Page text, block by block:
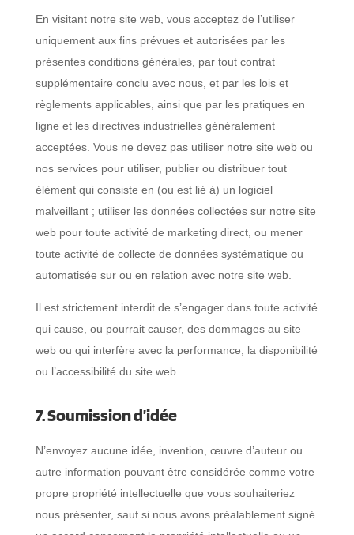
En visitant notre site web, vous acceptez de l’utiliser
uniquement aux fins prévues et autorisées par les
présentes conditions générales, par tout contrat
supplémentaire conclu avec nous, et par les lois et
règlements applicables, ainsi que par les pratiques en
ligne et les directives industrielles généralement
acceptées. Vous ne devez pas utiliser notre site web ou
nos services pour utiliser, publier ou distribuer tout
élément qui consiste en (ou est lié à) un logiciel
malveillant ; utiliser les données collectées sur notre site
web pour toute activité de marketing direct, ou mener
toute activité de collecte de données systématique ou
automatisée sur ou en relation avec notre site web.
Il est strictement interdit de s’engager dans toute activité
qui cause, ou pourrait causer, des dommages au site
web ou qui interfère avec la performance, la disponibilité
ou l’accessibilité du site web.
7. Soumission d’idée
N’envoyez aucune idée, invention, œuvre d’auteur ou
autre information pouvant être considérée comme votre
propre propriété intellectuelle que vous souhaiteriez
nous présenter, sauf si nous avons préalablement signé